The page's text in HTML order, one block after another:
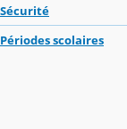
Sécurité
Périodes scolaires